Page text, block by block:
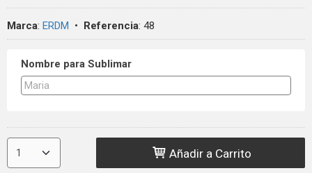
Marca: ERDM • Referencia: 48
Nombre para Sublimar
Añadir a Carrito